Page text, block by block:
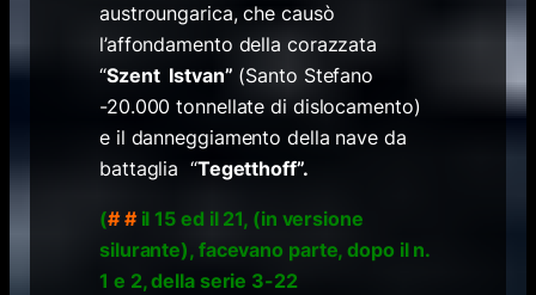
austroungarica, che causò
l’affondamento della corazzata
“Szent Istvan” (Santo Stefano
-20.000 tonnellate di dislocamento)
e il danneggiamento della nave da
battaglia “Tegetthoff”.
(# # il 15 ed il 21, (in versione
silurante), facevano parte, dopo il n.
1 e 2, della serie 3-22